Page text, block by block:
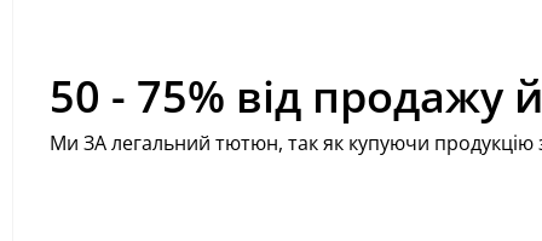
50 - 75% від продажу
Ми ЗА легальний тютюн, так як купуючи продукцію